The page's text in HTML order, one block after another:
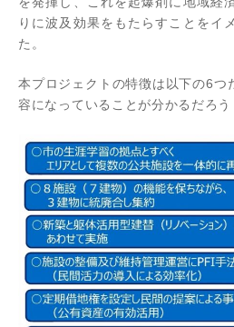
りに波及効果をもたらすことをイ
た。
本プロジェクトの特徴は以下の6つ
容になっていることが分かるだろう